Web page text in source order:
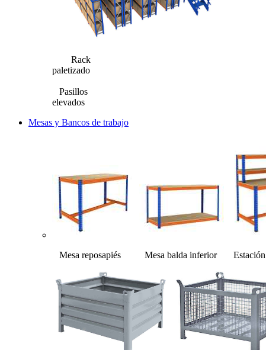
Rack
paletizado
Pasillos
elevados
Mesas y Bancos de trabajo
Mesa reposapiés Mesa balda inferior